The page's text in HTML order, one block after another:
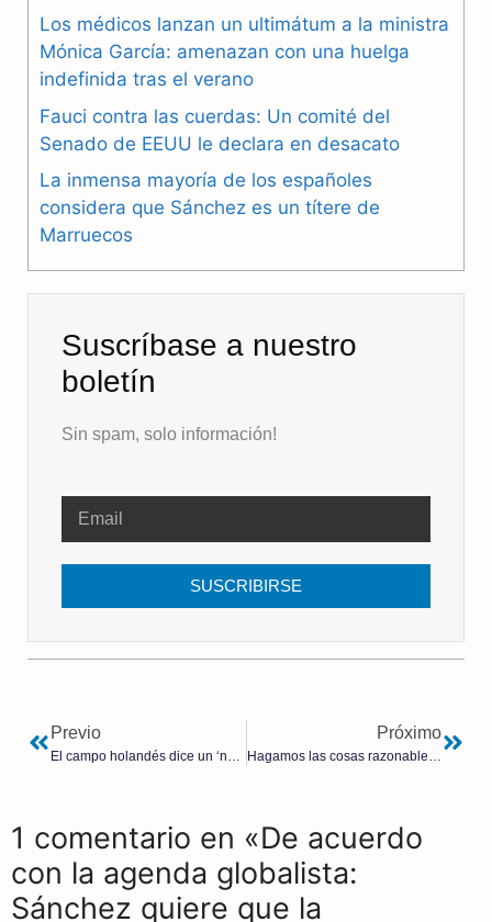
o
o
k
r
a
m
A
p
p
Los médicos lanzan un ultimátum a la ministra
Mónica García: amenazan con una huelga
indefinida tras el verano
Fauci contra las cuerdas: Un comité del
Senado de EEUU le declara en desacato
La inmensa mayoría de los españoles
considera que Sánchez es un títere de
Marruecos
Suscríbase a nuestro
boletín
Sin spam, solo información!
SUSCRIBIRSE
Previo Próximo
1 comentario en «De acuerdo
con la agenda globalista:
Sánchez quiere que la